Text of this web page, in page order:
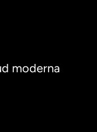
moderna